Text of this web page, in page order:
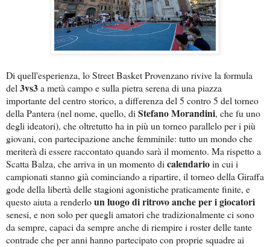
Di quell'esperienza, lo Street Basket Provenzano rivive la formula
del 3vs3a metà campo e sulla pietra serena di una piazza
importante del centro storico, a differenza del 5 contro 5 del torneo
della Pantera (nel nome, quello, di Stefano Morandini, che fu uno
degli ideatori), che oltretutto ha in più un torneo parallelo per i più
giovani, con partecipazione anche femminile: tutto un mondo che
meriterà di essere raccontato quando sarà il momento. Ma rispetto a
Scatta Balza, che arriva in un momento di calendarioin cui i
campionati stanno già cominciando a ripartire, il torneo della Giraffa
gode della libertà delle stagioni agonistiche praticamente finite, e
questo aiuta a renderloun luogo di ritrovo anche per i giocatori
senesi, e non solo per quegli amatori che tradizionalmente ci sono
da sempre, capaci da sempre anche di riempire i roster delle tante
contrade che per anni hanno partecipato con proprie squadre ai